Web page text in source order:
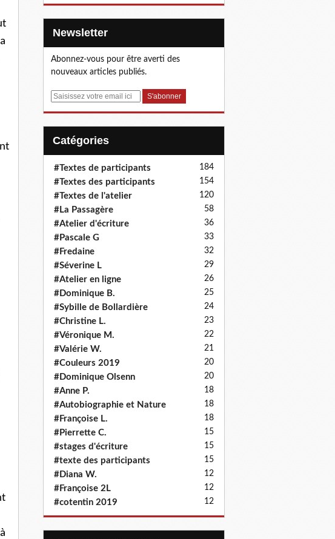
Newsletter
Abonnez-vous pour être averti des
nouveaux articles publiés.
E
Catégories
#Textes de participants 184
#Textes des participants 154
#Textes de l'atelier 120
#La Passagère 58
#Atelier d'écriture 36
#Pascale G 33
#Fredaine 32
#Séverine L 29
#Atelier en ligne 26
#Dominique B. 25
#Sybille de Bollardière 24
#Christine L. 23
#Véronique M. 22
#Valérie W. 21
#Couleurs 2019 20
#Dominique Olsenn 20
#Anne P. 18
#Autobiographie et Nature 18
#Françoise L. 18
#Pierrette C. 15
#stages d'écriture 15
#texte des participants 15
#Diana W. 12
#Françoise 2L 12
#cotentin 2019 12